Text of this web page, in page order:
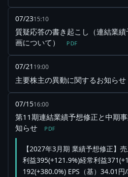
07/2315:10
質疑応答の書き起こし（連結業
画について）
PDF
07/21 19:00
主要株主の異動に関するお知らせ
07/1516:00
第11期連結業績予想修正と中期
知らせ
PDF
【2027年3月期 業績予想修正】
利益395(+121.9%)経常利益
192(+380.0%) EPS（基）34.01円